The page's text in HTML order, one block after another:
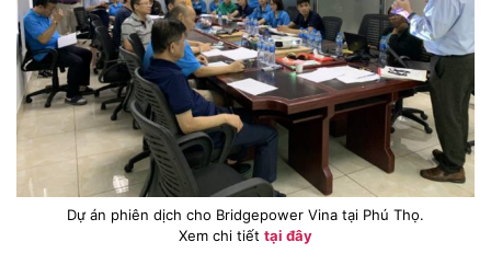
Dự án phiên dịch cho Bridgepower Vina tại Phú Thọ.
Xem chi tiết tại đây